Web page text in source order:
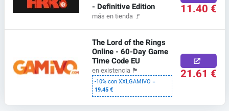
- Definitive Edition
más en tienda 🚩 11.40 €
The Lord of the Rings
Online - 60-Day Game
Time Code EU
en existencia 🏴
-10% con XXLGAMIVO =
19.45 €
21.61 €